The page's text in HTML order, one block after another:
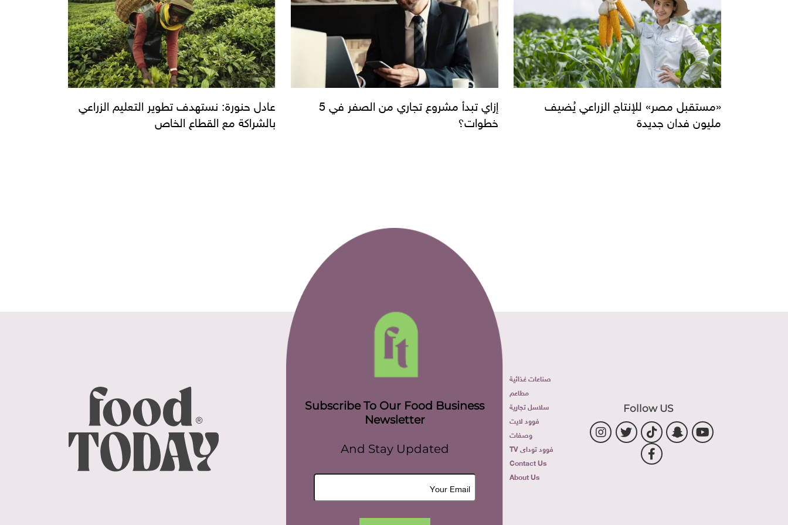
عادل حنورة: نستهدف تطوير التعليم الزراعي
بالشراكة مع القطاع الخاص
إزاي تبدأ مشروع تجاري من الصفر في 5
خطوات؟
«مستقبل مصر» للإنتاج الزراعي يُضيف
مليون فدان جديدة
Follow US
صناعات غذائية
مطاعم
سلاسل تجارية
فوود لايت
وصفات
فوود توداى TV
Contact Us
About Us
Subscribe To Our Food Business
Newsletter
And Stay Updated